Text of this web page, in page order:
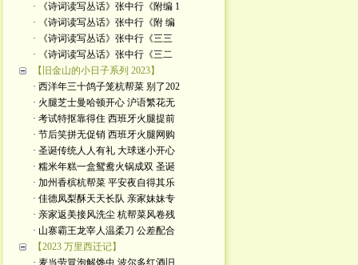
· 《诗词读写丛话》张中行《附编 1
· 《诗词读写丛话》张中行《附 编
· 《诗词读写丛话》张中行《三三
· 《诗词读写丛话》张中行《三二
【旧金山的小日子系列 2023】
· 西洋年三十鸽子笼杭帮菜 别了202
· 火腿芝士曼哈顿开心 沪语繁花无
· 考试特抠靠得住 西班牙火腿提前
· 节后笑拼无促销 西班牙火腿网购
· 圣诞传统人人有礼 大球迷小开心
· 糯米年糕一盒鸳鸯火锅成双 圣诞
· 加州香槟杭帮菜 平安夜自得其乐
· 佳德凤梨酥天天长队 亲家妹妹专
· 亲家返美接风洗尘 杭帮菜风卷残
· 山寨霸王龙宰人温柔刀 公差配合
【2023 万里西迁记】
· 麦当劳冒泡解馋虫 波尔多红酒旧